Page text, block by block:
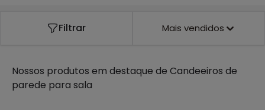
Filtrar Mais vendidos
Nossos produtos em destaque de Candeeiros de
parede para sala